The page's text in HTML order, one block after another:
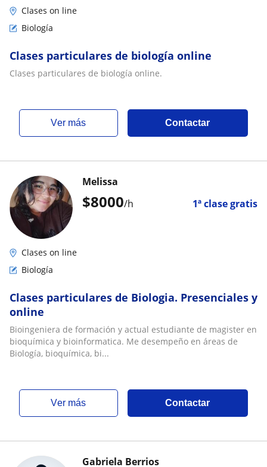
Clases on line
Biología
Clases particulares de biología online
Clases particulares de biología online.
ver más Contactar
$8000/h 1ª clase gratis
Melissa
Clases on line
Biología
Clases particulares de Biologia. Presenciales y
online
Bioingeniera de formación y actual estudiante de magister en
bioquímica y bioinformatica. Me desempeño en áreas de
Biología, bioquímica, bi...
ver más Contactar
Gabriela Berrios